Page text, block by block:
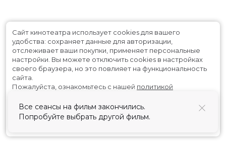
Все сеансы на фильм закончились.
Попробуйте выбрать другой фильм.
Сайт кинотеатра использует cookies для вашего
удобства: сохраняет данные для авторизации,
отслеживает ваши покупки, применяет персональные
настройки. Вы можете отключить cookies в настройках
своего браузера, но это повлияет на функциональность
сайта.
Пожалуйста, ознакомьтесь с нашей политикой
Принять